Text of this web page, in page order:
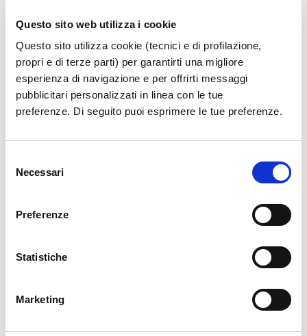
Questo sito web utilizza i cookie
Questo sito utilizza cookie (tecnici e di profilazione,
propri e di terze parti) per garantirti una migliore
esperienza di navigazione e per offrirti messaggi
pubblicitari personalizzati in linea con le tue
preferenze. Di seguito puoi esprimere le tue preferenze.
delNecessari
Preferenze
Statistiche
Marketing
scioperi nazionali potranno verificarsi ritardi
e/o cancellazioni.
Per informazioni sul proprio volo invitiamo a
contattare la compagnia aerea, agenzia di
viaggio o tour operator.
Archivio News
Anno 2025
Anno 2023